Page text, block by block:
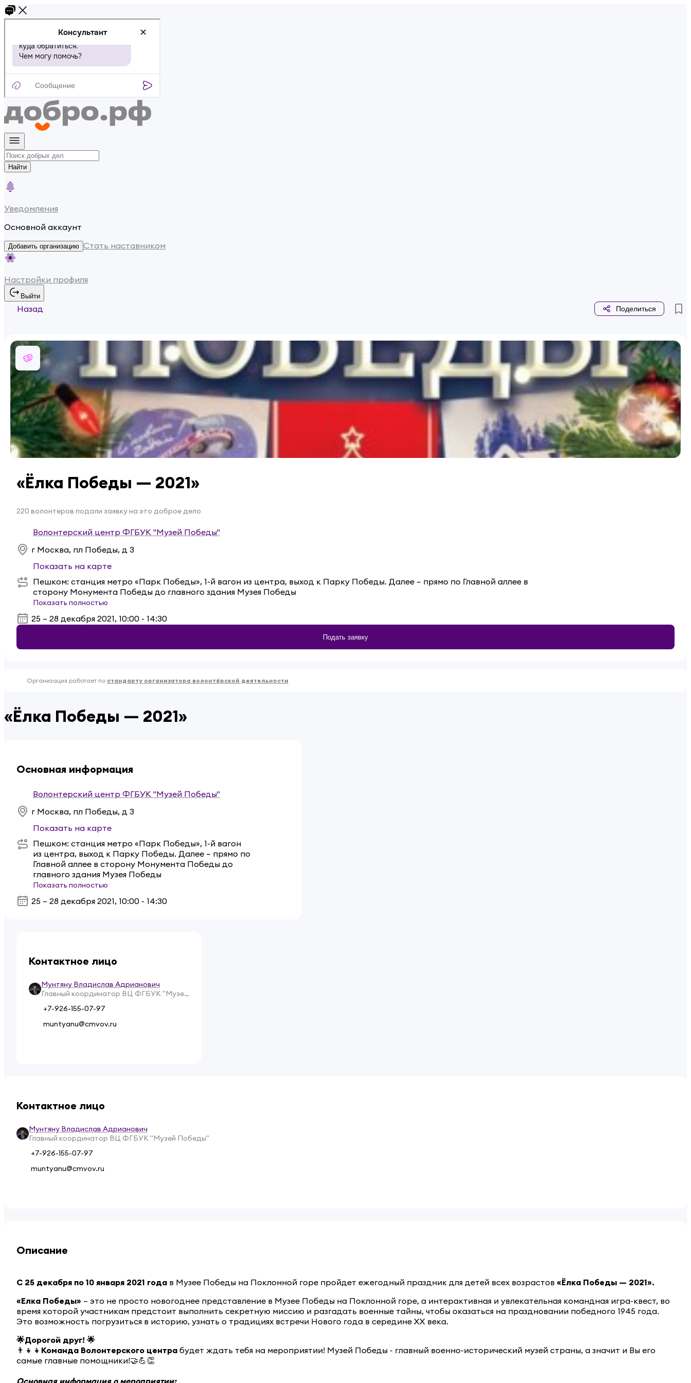
Найти
Уведомления
Основной аккаунт
Добавить организацию Стать наставником
Настройки профиля
Выйти
Назад Поделиться
«Ёлка Победы — 2021»
220 волонтёров подали заявку на это доброе дело
Волонтерский центр ФГБУК "Музей Победы"
г Москва, пл Победы, д 3
Показать на карте
Пешком: станция метро «Парк Победы», 1-й вагон из центра, выход к Парку Победы. Далее – прямо по Главной аллее в
сторону Монумента Победы до главного здания Музея Победы
Показать полностью
25 – 28 декабря 2021, 10:00 - 14:30
Подать заявку
Организация работает по стандарту организатора волонтёрской деятельности
«Ёлка Победы — 2021»
Основная информация
Волонтерский центр ФГБУК "Музей Победы"
г Москва, пл Победы, д 3
Показать на карте
Пешком: станция метро «Парк Победы», 1-й вагон
из центра, выход к Парку Победы. Далее – прямо по
Главной аллее в сторону Монумента Победы до
главного здания Музея Победы
Показать полностью
25 – 28 декабря 2021, 10:00 - 14:30
Контактное лицо
Мунтяну Владислав Адрианович
Главный координатор ВЦ ФГБУК "Музей
+7-926-155-07-97
muntyanu@cmvov.ru
Контактное лицо
Мунтяну Владислав Адрианович
Главный координатор ВЦ ФГБУК "Музей Победы"
+7-926-155-07-97
muntyanu@cmvov.ru
Описание
С 25 декабря по 10 января 2021 года в Музее Победы на Поклонной горе пройдет ежегодный праздник для детей всех возрастов «Ёлка Победы — 2021».
«Елка Победы» – это не просто новогоднее представление в Музее Победы на Поклонной горе, а интерактивная и увлекательная командная игра-квест, во
время которой участникам предстоит выполнить секретную миссию и разгадать военные тайны, чтобы оказаться на праздновании победного 1945 года.
Это возможность погрузиться в историю, узнать о традициях встречи Нового года в середине ХХ века.
🌟Дорогой друг! 🌟
👨‍👧‍👧 Команда Волонтерского центра будет ждать тебя на мероприятии! Музей Победы - главный военно-исторический музей страны, а значит и Вы его
самые главные помощники!🤝💪👏